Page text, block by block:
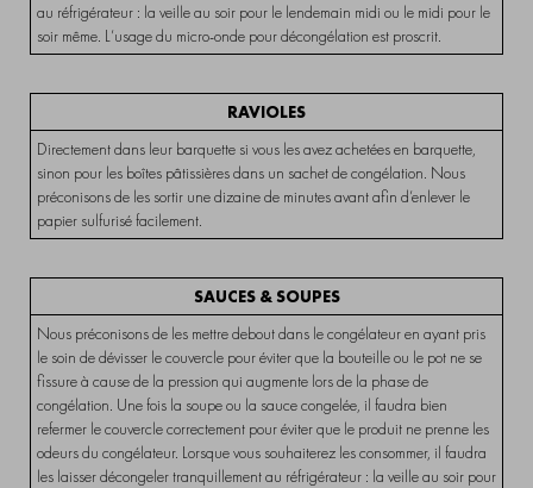
au réfrigérateur : la veille au soir pour le lendemain midi ou le midi pour le
soir même. L’usage du micro-onde pour décongélation est proscrit.
RAVIOLES
Directement dans leur barquette si vous les avez achetées en barquette,
sinon pour les boîtes pâtissières dans un sachet de congélation. Nous
préconisons de les sortir une dizaine de minutes avant afin d’enlever le
papier sulfurisé facilement.
SAUCES & SOUPES
Nous préconisons de les mettre debout dans le congélateur en ayant pris
le soin de dévisser le couvercle pour éviter que la bouteille ou le pot ne se
fissure à cause de la pression qui augmente lors de la phase de
congélation. Une fois la soupe ou la sauce congelée, il faudra bien
refermer le couvercle correctement pour éviter que le produit ne prenne les
odeurs du congélateur. Lorsque vous souhaiterez les consommer, il faudra
les laisser décongeler tranquillement au réfrigérateur : la veille au soir pour